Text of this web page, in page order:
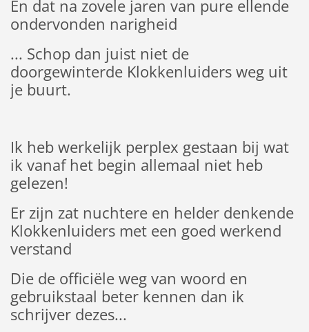
En dat na zovele jaren van pure ellende
ondervonden narigheid
... Schop dan juist niet de
doorgewinterde Klokkenluiders weg uit
je buurt.
Ik heb werkelijk perplex gestaan bij wat
ik vanaf het begin allemaal niet heb
gelezen!
Er zijn zat nuchtere en helder denkende
Klokkenluiders met een goed werkend
verstand
Die de officiële weg van woord en
gebruikstaal beter kennen dan ik
schrijver dezes...